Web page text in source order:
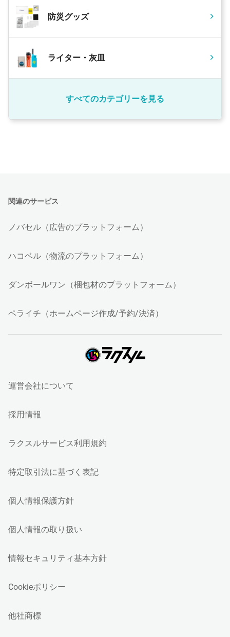
防災グッズ
ライター・灰皿
すべてのカテゴリーを見る
関連のサービス
ノバセル（広告のプラットフォーム）
ハコベル（物流のプラットフォーム）
ダンボールワン（梱包材のプラットフォーム）
ペライチ（ホームページ作成/予約/決済）
運営会社について
採用情報
ラクスルサービス利用規約
特定取引法に基づく表記
個人情報保護方針
個人情報の取り扱い
情報セキュリティ基本方針
Cookieポリシー
他社商標